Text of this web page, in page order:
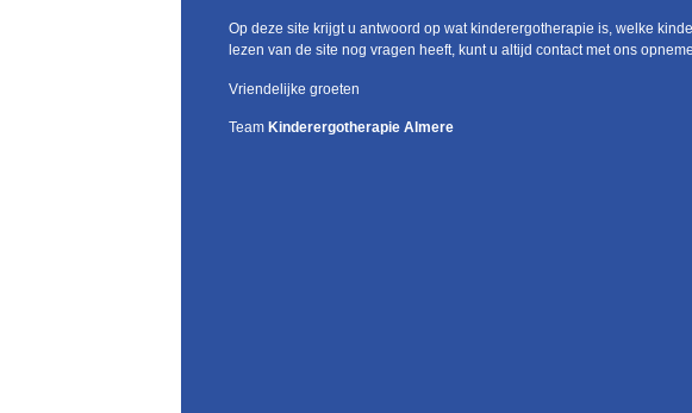
Op deze site krijgt u antwoord op wat kinderergotherapie is, welke
lezen van de site nog vragen heeft, kunt u altijd contact met ons
Vriendelijke groeten
Team Kinderergotherapie Almere